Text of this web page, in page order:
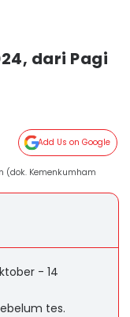
dari Pagi
Add Us on Google
(dok. Kemenkumham
- 14
tes.